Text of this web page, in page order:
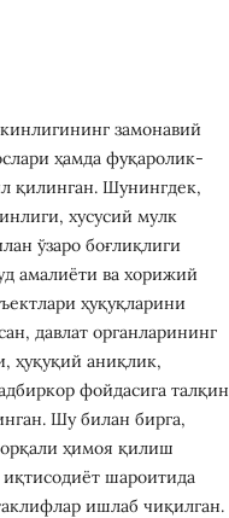
замонавий
ҳамда фуқаролик-
қилинган. Шунингдек,
хусусий мулк
ўзаро боғлиқлиги
амалиёти ва хорижий
ҳуқуқларини
давлат органларининг
ҳуқуқий аниқлик,
фойдасига талқин
Шу билан бирга,
орқали ҳимоя қилиш
шароитида
ишлаб чиқилган.